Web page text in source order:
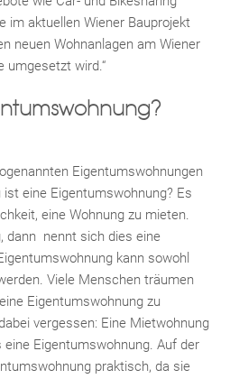
Twi Pint Link Wh
im aktuellen Wiener Bauprojekt
neuen Wohnanlagen am Wiener
umgesetzt wird.“
Eigentumswohnungen
eine Eigentumswohnung? Es
eine Wohnung zu mieten.
dann nennt sich dies eine
kann sowohl
Viele Menschen träumen
Eigentumswohnung zu
vergessen: Eine Mietwohnung
Eigentumswohnung. Auf der
praktisch, da sie